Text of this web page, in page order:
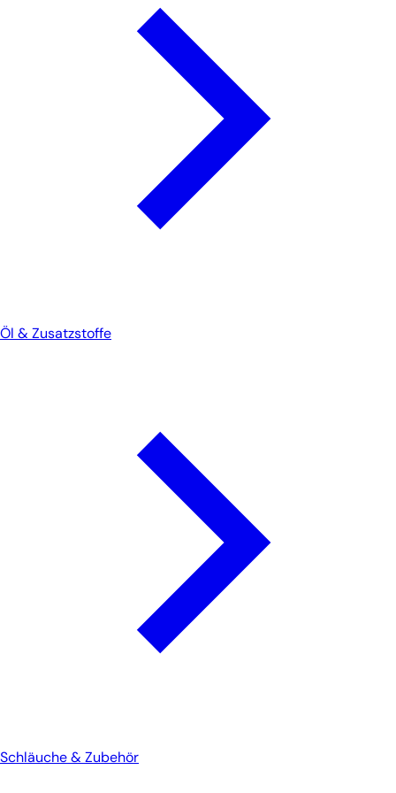
Öl & Zusatzstoffe
Schläuche & Zubehör